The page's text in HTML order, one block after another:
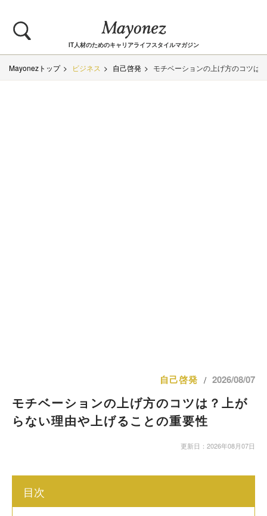
IT人材のためのキャリアライフスタイルマガジン
Mayonezトップ ビジネス 自己啓発 モチベーションの上げ方のコツは
自己啓発 / 2026/08/07
モチベーションの上げ方のコツは？上が
らない理由や上げることの重要性
更新日：2026年08月07日
目次